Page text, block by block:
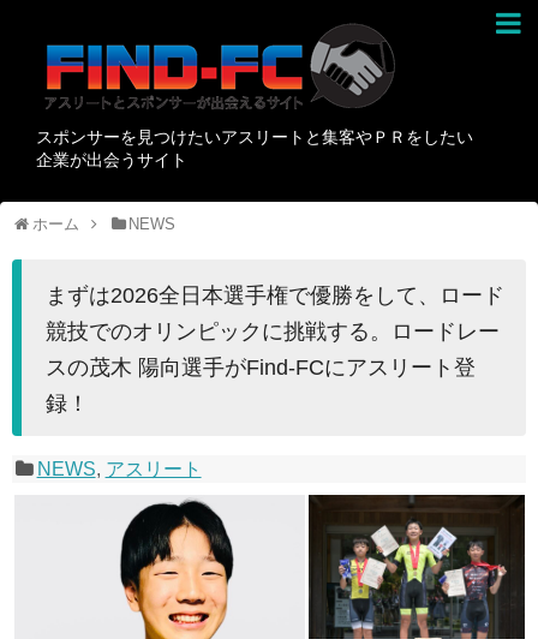
スポンサーを見つけたいアスリートと集客やＰＲをしたい
企業が出会うサイト
ホーム NEWS
まずは2026全日本選手権で優勝をして、ロード
競技でのオリンピックに挑戦する。ロードレー
スの茂木 陽向選手がFind-FCにアスリート登
録！
NEWS, アスリート